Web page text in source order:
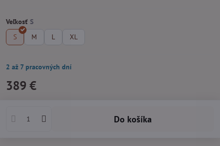
Veľkosť
S
M L XL
2 až 7 pracovných dní
389 €
Do košíka